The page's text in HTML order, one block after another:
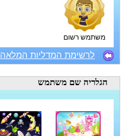
משתמש רשום
לרשימת המדליות המלאה
הגלריה שם משתמש